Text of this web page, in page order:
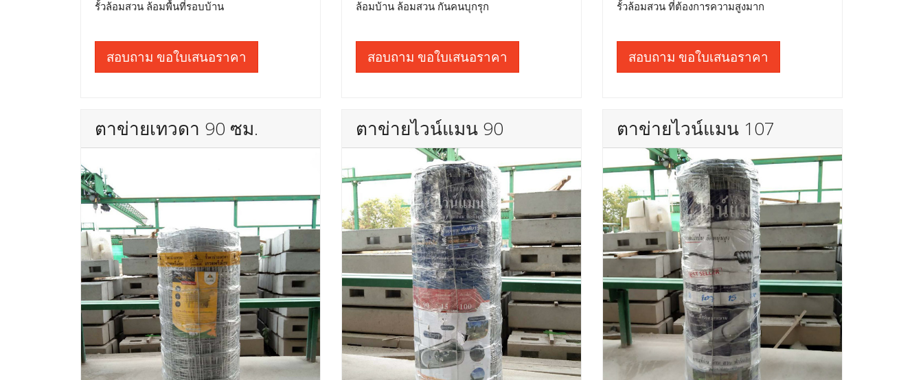
รั้วล้อมสวน ล้อมพื้นที่รอบบ้าน
สอบถาม ขอใบเสนอราคา
ล้อมบ้าน ล้อมสวน กันคนบุกรุก
สอบถาม ขอใบเสนอราคา
รั้วล้อมสวน ที่ต้องการความสูงมาก
สอบถาม ขอใบเสนอราคา
ตาข่ายเทวดา 90 ซม. ตาข่ายไวน์แมน 90 ตาข่ายไวน์แมน 107